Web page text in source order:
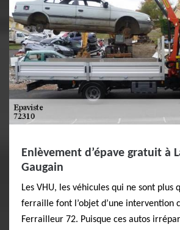
Enlèvement d’épave gratuit à
Gaugain
Les VHU, les véhicules qui ne sont plus
ferraille font l’objet d’une intervention
Ferrailleur 72. Puisque ces autos